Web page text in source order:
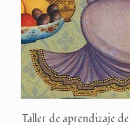
Taller de aprendizaje